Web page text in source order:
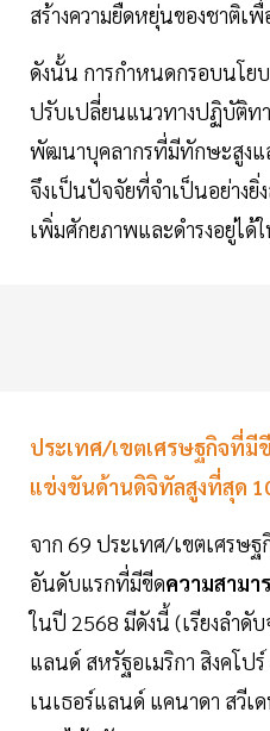
สร้างความยืดหยุ่นของชาติเ
ดังนั้น การกำหนดกรอบนโย
ปรับเปลี่ยนแนวทางปฏิบัติท
พัฒนาบุคลากรที่มีทักษะสูงแ
จึงเป็นปัจจัยที่จำเป็นอย่างยิ่
เพิ่มศักยภาพและดำรงอยู่ไ
ประเทศ/เขตเศรษฐกิจที่มี
แข่งขันด้านดิจิทัลสูงที่สุด
จาก 69 ประเทศ/เขตเศรษ
อันดับแรกที่มีขีดความสาม
ในปี 2568 มีดังนี้ (เรียงลำดั
แลนด์ สหรัฐอเมริกา สิงคโปร์
เนเธอร์แลนด์ แคนาดา สวีเ